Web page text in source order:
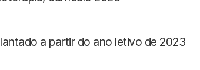
a partir do ano letivo de 2023